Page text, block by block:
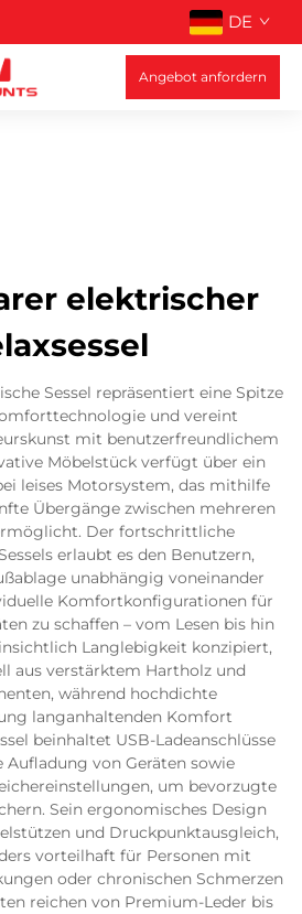
DE
Angebot anfordern
elektrischer
Sessel repräsentiert eine Spitze
und vereint
mit benutzerfreundlichem
Möbelstück verfügt über ein
leises Motorsystem, das mithilfe
Übergänge zwischen mehreren
Der fortschrittliche
erlaubt es den Benutzern,
unabhängig voneinander
Komfortkonfigurationen für
zu schaffen – vom Lesen bis hin
Langlebigkeit konzipiert,
aus verstärktem Hartholz und
während hochdichte
langanhaltenden Komfort
beinhaltet USB-Ladeanschlüsse
Aufladung von Geräten sowie
um bevorzugte
Sein ergonomisches Design
und Druckpunktausgleich,
vorteilhaft für Personen mit
oder chronischen Schmerzen
reichen von Premium-Leder bis